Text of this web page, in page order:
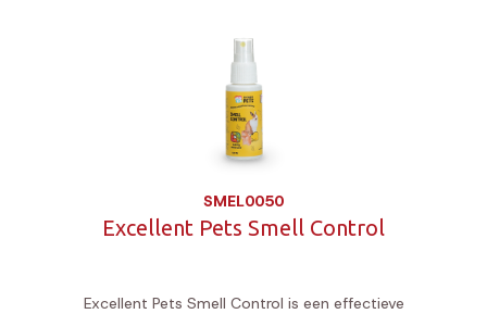
SMEL0050
Excellent Pets Smell Control
Excellent Pets Smell Control is een effectieve